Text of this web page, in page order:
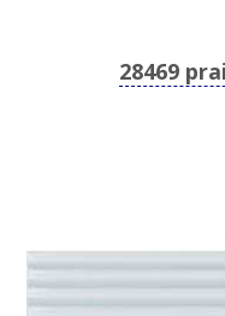
28469